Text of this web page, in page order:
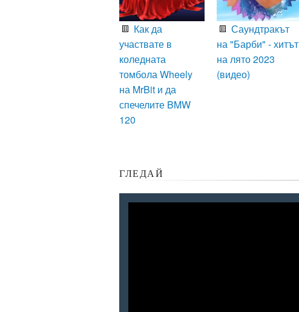
Как да
участвате в
коледната
томбола Wheely
на MrBit и да
спечелите BMW
120
Саундтракът
на "Барби" - хитът
на лято 2023
(видео)
ГЛЕДАЙ